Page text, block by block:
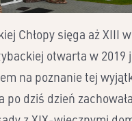
Chłopy sięga aż XIII
otwarta w 2019
na poznanie tej
dziś dzień